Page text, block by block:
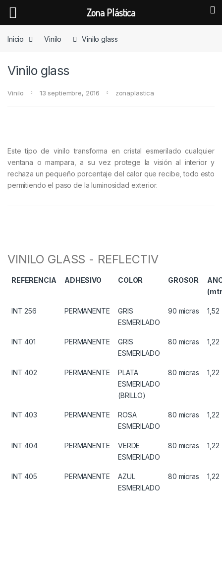
Inicio
Vinilo Vinilo glass
Vinilo glass
Vinilo 13 septiembre, 2016 zonaplastica
Este tipo de vinilo transforma en cristal esmerilado cualquier
ventana o mampara, a su vez protege la visión al interior y
rechaza un pequeño porcentaje del calor que recibe, todo esto
permitiendo el paso de la luminosidad exterior.
VINILO GLASS - REFLECTIV
REFERENCIA ADHESIVO COLOR GROSOR
INT 256 PERMANENTE
GRIS
ESMERILADO
90 micras 1,52
INT 401 PERMANENTE
GRIS
ESMERILADO
80 micras 1,22
INT 402 PERMANENTE
PLATA
ESMERILADO
(BRILLO)
80 micras 1,22
INT 403 PERMANENTE
ROSA
ESMERILADO
80 micras 1,22
INT 404 PERMANENTE
VERDE
ESMERILADO
80 micras 1,22
INT 405 PERMANENTE
AZUL
ESMERILADO
80 micras 1,22
Zona Plástica